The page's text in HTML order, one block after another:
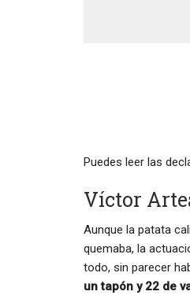
Puedes leer las
Víctor
Aunque la patata
quemaba, la
todo, sin parecer
un tapón y 22 de